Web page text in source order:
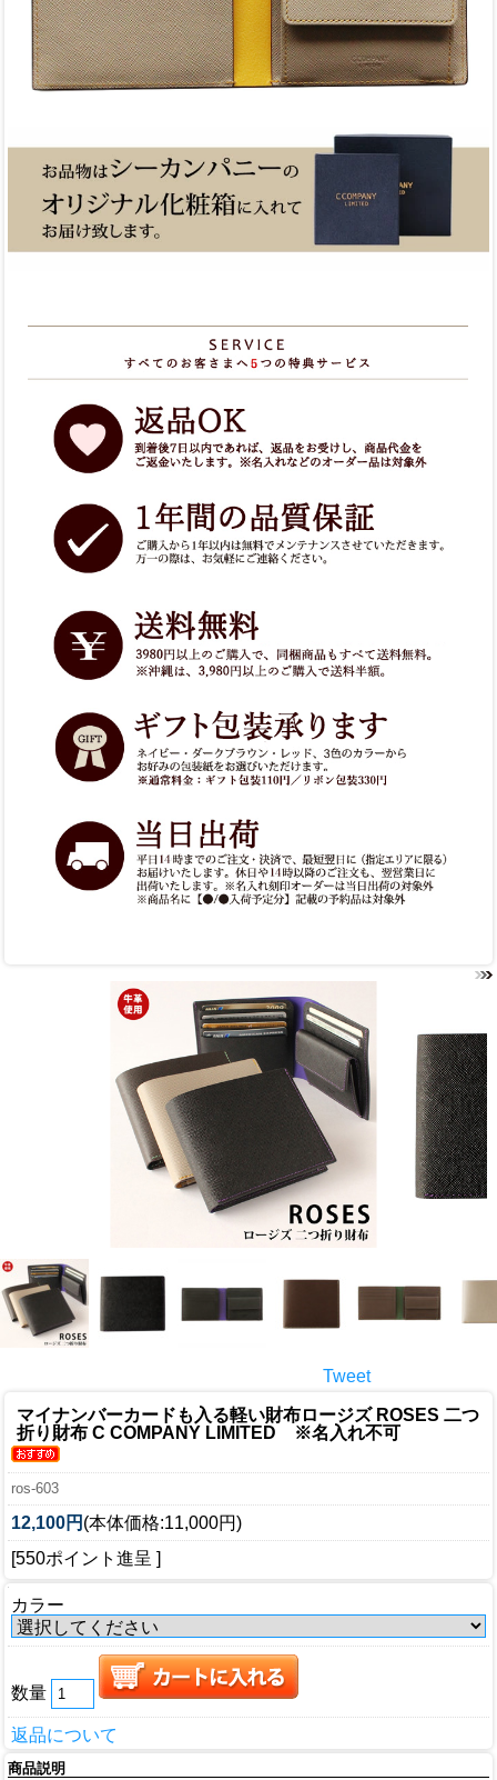
Tweet
マイナンバーカードも入る軽い財布ロージズ ROSES 二つ
折り財布 C COMPANY LIMITED ※名入れ不可
ros-603
12,100円 (本体価格:11,000円)
[550ポイント進呈 ]
カラー
数量
返品について
商品説明